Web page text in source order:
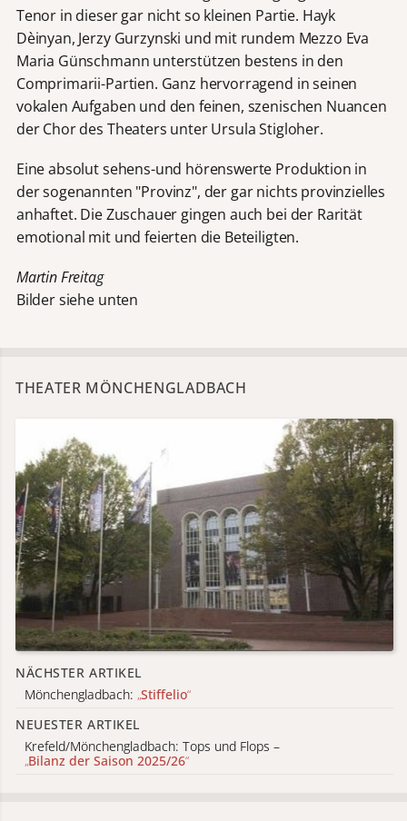
Tenor in dieser gar nicht so kleinen Partie. Hayk
Dèinyan, Jerzy Gurzynski und mit rundem Mezzo Eva
Maria Günschmann unterstützen bestens in den
Comprimarii-Partien. Ganz hervorragend in seinen
vokalen Aufgaben und den feinen, szenischen Nuancen
der Chor des Theaters unter Ursula Stigloher.
Eine absolut sehens-und hörenswerte Produktion in
der sogenannten "Provinz", der gar nichts provinzielles
anhaftet. Die Zuschauer gingen auch bei der Rarität
emotional mit und feierten die Beteiligten.
Martin Freitag
Bilder siehe unten
THEATER MÖNCHENGLADBACH
NÄCHSTER ARTIKEL
Mönchengladbach: „Stiffelio“
NEUESTER ARTIKEL
Krefeld/Mönchengladbach: Tops und Flops –
„Bilanz der Saison 2025/26“